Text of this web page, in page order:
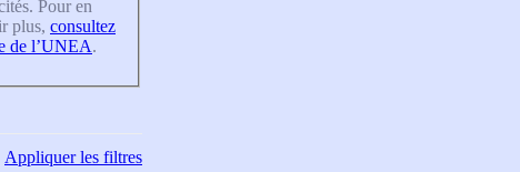
Pour en
plus, consultez
de l’UNEA.
Appliquerles filtres